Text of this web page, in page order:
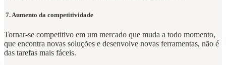
7. Aumento da competitividade
Tornar-se competitivo em um mercado que muda a todo momento,
que encontra novas soluções e desenvolve novas ferramentas, não é
das tarefas mais fáceis.